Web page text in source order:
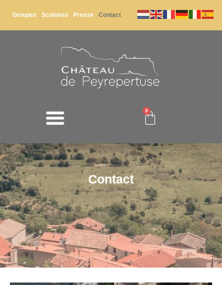
Groupes Scolaires Presse Contact
0
Contact